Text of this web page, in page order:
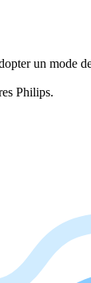
un mode
Philips.